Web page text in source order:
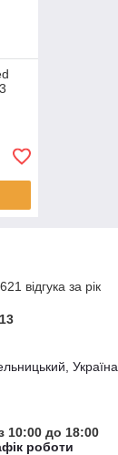
відгука за рік
Україна
10:00 до 18:00
роботи